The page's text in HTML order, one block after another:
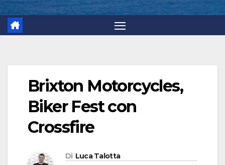
Brixton Motorcycles,
Biker Fest con
Crossfire
Di Luca Talotta